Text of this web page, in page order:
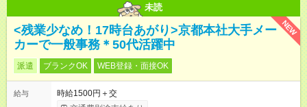
未読
NEW
<残業少なめ！17時台あがり>京都本社大手メー
カーで一般事務＊50代活躍中
派遣 ブランクOK WEB登録・面接OK
給与
時給1500円＋交